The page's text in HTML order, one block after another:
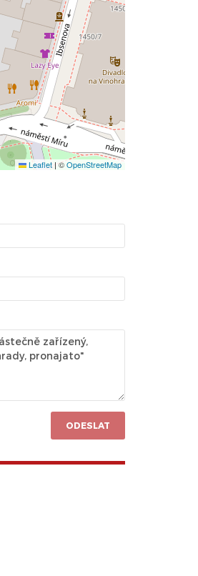
Leaflet| ©OpenStreetMap
ODESLAT